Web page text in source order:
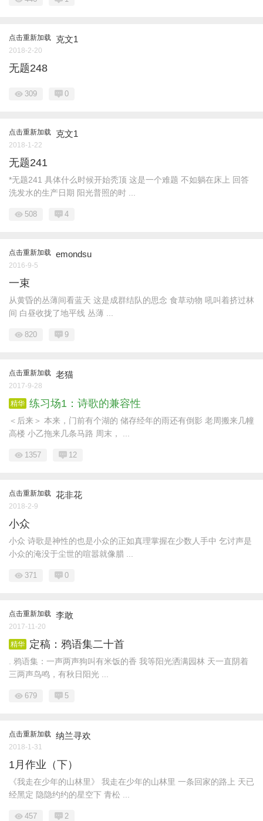
点击重新加载 克文1
2018-2-20
无题248
309 0
点击重新加载 克文1
2018-1-22
无题241
*无题241 具体什么时候开始秃顶 这是一个难题 不如躺在床上 回答
洗发水的生产日期 阳光普照的时 ...
508 4
点击重新加载 emondsu
2016-9-5
一束
从黄昏的丛薄间看蓝天 这是成群结队的思念 食草动物 吼叫着挤过林
间 白昼收拢了地平线 丛薄 ...
820 9
点击重新加载 老猫
2017-9-28
精华 练习场1：诗歌的兼容性
＜后来＞ 本来，门前有个湖的 储存经年的雨还有倒影 老周搬来几幢
高楼 小乙拖来几条马路 周末， ...
1357 12
点击重新加载 花非花
2018-2-9
小众
小众 诗歌是神性的也是小众的正如真理掌握在少数人手中 乞讨声是
小众的淹没于尘世的喧嚣就像腊 ...
371 0
点击重新加载 李敢
2017-11-20
精华 定稿：鸦语集二十首
. 鸦语集：一声两声狗叫有米饭的香 我等阳光洒满园林 天一直阴着
三两声鸟鸣，有秋日阳光 ...
679 5
点击重新加载 纳兰寻欢
2018-1-31
1月作业（下）
《我走在少年的山林里》 我走在少年的山林里 一条回家的路上 天已
经黑定 隐隐约约的星空下 青松 ...
457 2